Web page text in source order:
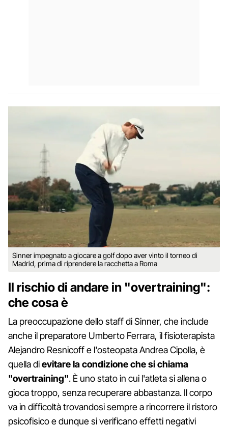
Sinner impegnato a giocare a golf dopo aver vinto il torneo di
Madrid, prima di riprendere la racchetta a Roma
Il rischio di andare in "overtraining":
che cosa è
La preoccupazione dello staff di Sinner, che include
anche il preparatore Umberto Ferrara, il fisioterapista
Alejandro Resnicoff e l'osteopata Andrea Cipolla, è
quella dievitare la condizione che si chiama
"overtraining". È uno stato in cui l'atleta si allena o
gioca troppo, senza recuperare abbastanza. Il corpo
va in difficoltà trovandosi sempre a rincorrere il ristoro
psicofisico e dunque si verificano effetti negativi